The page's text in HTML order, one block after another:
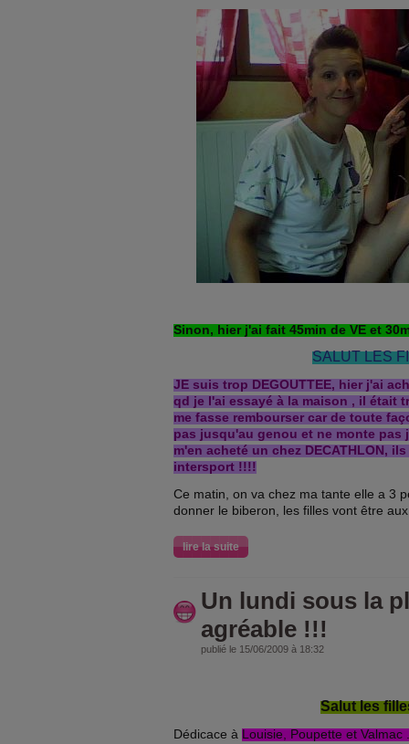
Sinon, hier j'ai fait 45min de VE et
SALUT LES
JE suis trop DEGOUTTEE, hier j'ai
qd je l'ai essayé à la maison , il était
me fasse rembourser car de toute
pas jusqu'au genou et ne monte
m'en acheté un chez DECATHLON,
intersport !!!!
Ce matin, on va chez ma tante elle a 3
donner le biberon, les filles vont être
lire la suite
Un lundi sous la
agréable !!!
publié le 15/06/2009 à 18:32
Salut les
Dédicace à Louisie, Poupette et Valmac .